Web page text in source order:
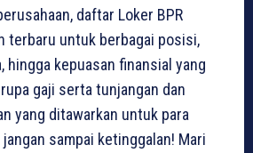
daftar Loker BPR
terbaru untuk berbagai posisi,
hingga kepuasan finansial yang
gaji serta tunjangan dan
yang ditawarkan untuk para
sampai ketinggalan! Mari